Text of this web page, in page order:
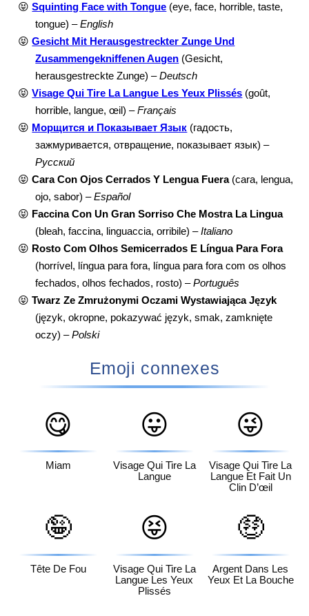
😝 Squinting Face with Tongue (eye, face, horrible, taste,
tongue) –English
😝 Gesicht Mit Herausgestreckter Zunge Und
Zusammengekniffenen Augen (Gesicht,
herausgestreckte Zunge) –Deutsch
😝 Visage Qui Tire La Langue Les Yeux Plissés (goût,
horrible, langue, œil) –Français
😝 Морщится и Показывает Язык (гадость,
зажмуривается, отвращение, показывает язык) –
Русский
😝 Cara Con Ojos Cerrados Y Lengua Fuera(cara, lengua,
ojo, sabor) –Español
😝 Faccina Con Un Gran Sorriso Che Mostra La Lingua
(bleah, faccina, linguaccia, orribile) –Italiano
😝 Rosto Com Olhos Semicerrados E Língua Para Fora
(horrível, língua para fora, língua para fora com os olhos
fechados, olhos fechados, rosto) –Português
😝 Twarz Ze Zmrużonymi Oczami Wystawiająca Język
(język, okropne, pokazywać język, smak, zamknięte
oczy) –Polski
Emoji connexes
😋
Miam
😛
Visage Qui Tire La
Langue
😜
Visage Qui Tire La
Langue Et Fait Un
Clin D’œil
🤪
Tête De Fou
😝
Visage Qui Tire La
Langue Les Yeux
Plissés
🤑
Argent Dans Les
Yeux Et La Bouche